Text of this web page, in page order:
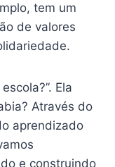
tem um
de valores
Ela
Através do
aprendizado
e construindo